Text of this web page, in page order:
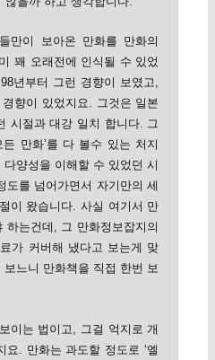
만이 보아온 만화를 만화의
꽤 오래전에 인식될 수 있었
년부터 그런 경향이 보였고,
향이 있었지요. 그것은 일본
시절과 대강 일치 합니다. 그
만화’를 다 볼수 있는 처지
양성을 이해할 수 있었던 시
도를 넘어가면서 자기만의 세
이 왔습니다. 사실 여기서 만
하는건데, 그 만화정보잡지의
가 커버해 냈다고 보는게 맞
느니 만화책을 직접 한번 보
이는 법이고, 그걸 억지로 개
요. 만화는 과도할 정도로 ‘엘